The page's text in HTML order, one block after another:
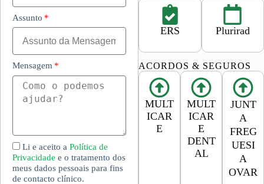
Assunto
Mensagem
Li e aceito a Política de
Privacidade e o tratamento dos
meus dados pessoais para fins
de contacto clínico.
ERS Plurirad
ACORDOS & SEGUROS
MULT
ICAR
E
MULT
ICAR
E
DENT
AL
JUNT
A
FREG
UESI
A
OVAR